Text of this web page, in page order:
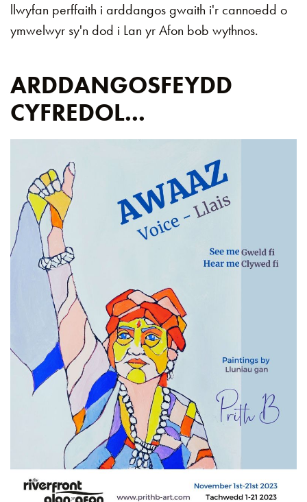
llwyfan perffaith i arddangos gwaith i'r cannoedd o
ymwelwyr sy'n dod i Lan yr Afon bob wythnos.
ARDDANGOSFEYDD
CYFREDOL...